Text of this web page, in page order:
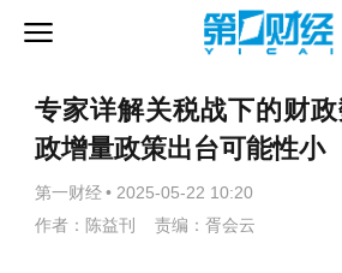
专家详解关税战下的财
政增量政策出台可能性小
第一财经 • 2025-05-22 10:20
作者：陈益刊 责编：胥会云